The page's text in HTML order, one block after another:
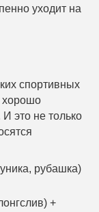
уходит на
спортивных
хорошо
это не только
рубашка)
+